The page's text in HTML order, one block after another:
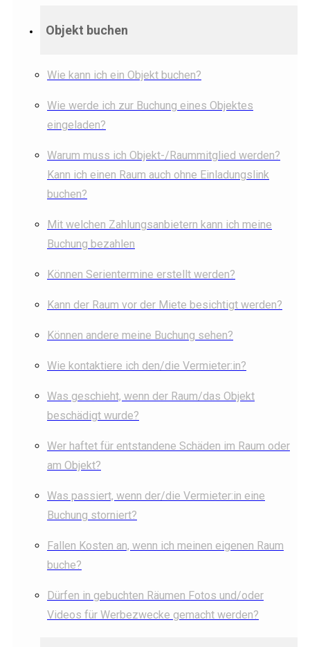
Objekt buchen
Wie kann ich ein Objekt buchen?
Wie werde ich zur Buchung eines Objektes
eingeladen?
Warum muss ich Objekt-/Raummitglied werden?
Kann ich einen Raum auch ohne Einladungslink
buchen?
Mit welchen Zahlungsanbietern kann ich meine
Buchung bezahlen
Können Serientermine erstellt werden?
Kann der Raum vor der Miete besichtigt werden?
Können andere meine Buchung sehen?
Wie kontaktiere ich den/die Vermieter:in?
Was geschieht, wenn der Raum/das Objekt
beschädigt wurde?
Wer haftet für entstandene Schäden im Raum oder
am Objekt?
Was passiert, wenn der/die Vermieter:in eine
Buchung storniert?
Fallen Kosten an, wenn ich meinen eigenen Raum
buche?
Dürfen in gebuchten Räumen Fotos und/oder
Videos für Werbezwecke gemacht werden?